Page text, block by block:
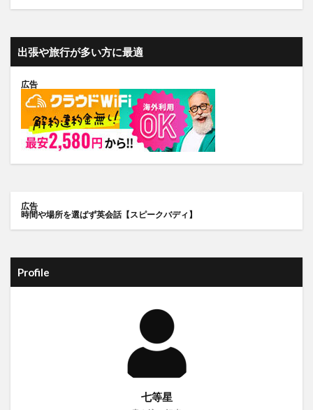
出張や旅行が多い方に最適
広告
広告
時間や場所を選ばず英会話【スピークバディ】
Profile
七等星